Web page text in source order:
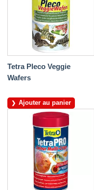
Tetra Pleco Veggie
Wafers
Ajouter au panier